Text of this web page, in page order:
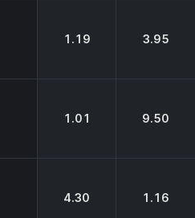
1.19 3.95
1.01 9.50
4.30 1.16